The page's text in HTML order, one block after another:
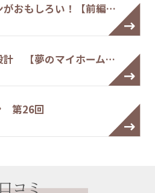
おもしろい！【前編…
【夢のマイホーム…
第26回
コミ